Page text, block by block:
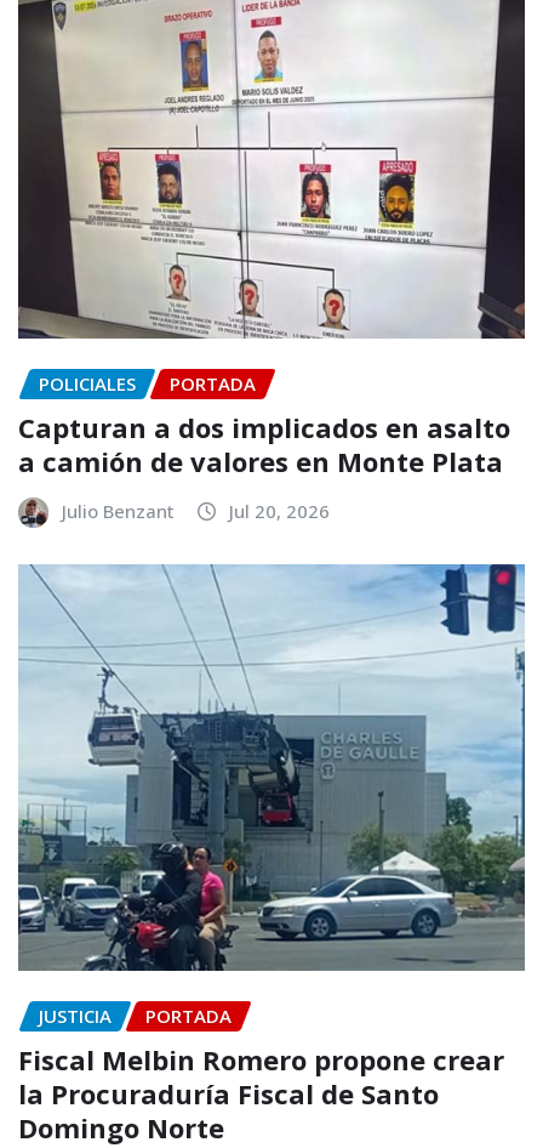
POLICIALES PORTADA
Capturan a dos implicados en asalto
a camión de valores en Monte Plata
Julio Benzant Jul 20, 2026
JUSTICIA PORTADA
Fiscal Melbin Romero propone crear
la Procuraduría Fiscal de Santo
Domingo Norte